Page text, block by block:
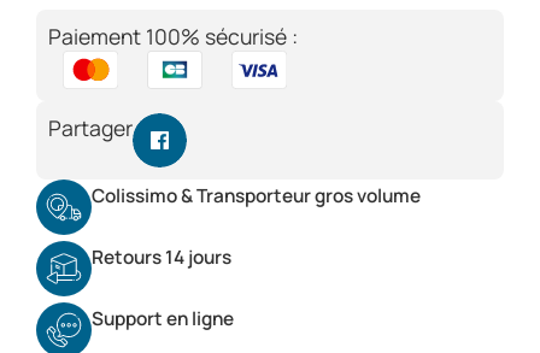
Paiement 100% sécurisé :
Partager
Colissimo & Transporteur gros volume
Retours 14 jours
Support en ligne